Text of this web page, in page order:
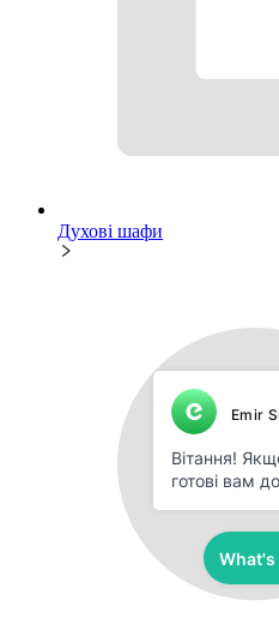
Духові шафи